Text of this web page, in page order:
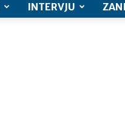
INTERVJU